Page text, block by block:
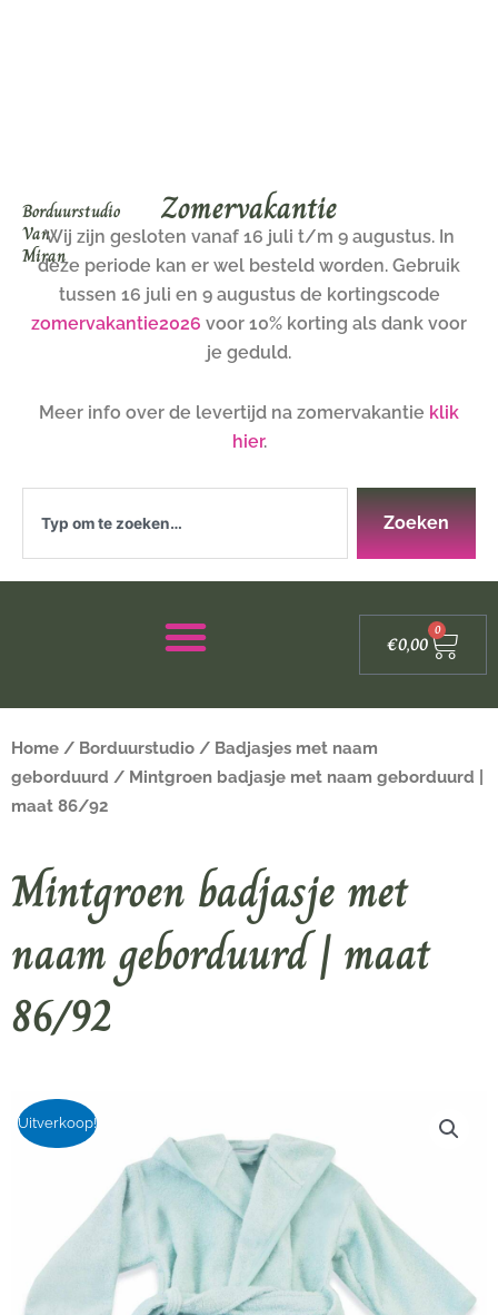
Borduurstudio
Van
Miran
Zomervakantie
Wij zijn gesloten vanaf 16 juli t/m 9 augustus. In
deze periode kan er wel besteld worden. Gebruik
tussen 16 juli en 9 augustus de kortingscode
zomervakantie2026 voor 10% korting als dank voor
je geduld.
Meer info over de levertijd na zomervakantie klik
hier.
Zoeken
€0,00
0
Home / Borduurstudio / Badjasjes met naam
geborduurd / Mintgroen badjasje met naam geborduurd |
maat 86/92
Mintgroen badjasje met
naam geborduurd | maat
86/92
Uitverkoop!